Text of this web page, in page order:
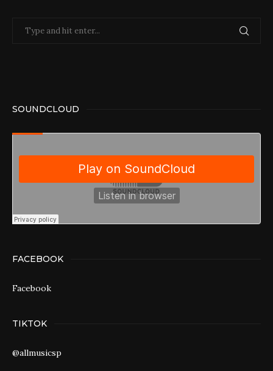
SOUNDCLOUD
FACEBOOK
Facebook
TIKTOK
@allmusicsp